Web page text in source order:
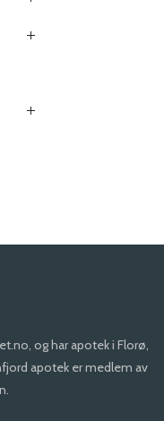
og har apotek i Florø,
apotek er medlem av